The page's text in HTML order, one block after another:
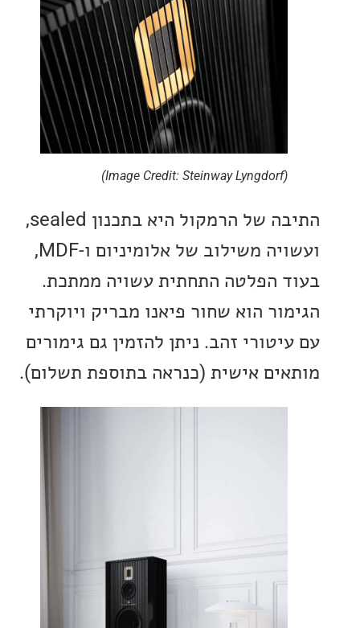
התיבה של הרמקול היא בתכנון sealed,
ועשויה משילוב של אלומיניום ו-MDF,
הפלטה התחתית עשויה ממתכת.
הוא שחור פיאנו מבריק ויוקרתי
זהב. ניתן להזמין גם גימורים
אישית (כנראה בתוספת תשלום).